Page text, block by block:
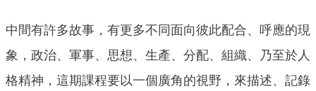
中間有許多故事，有更多不同面向彼此配合、呼應的現
象，政治、軍事、思想、生產、分配、組織、乃至於人
格精神，這期課程要以一個廣角的視野，來描述、記錄